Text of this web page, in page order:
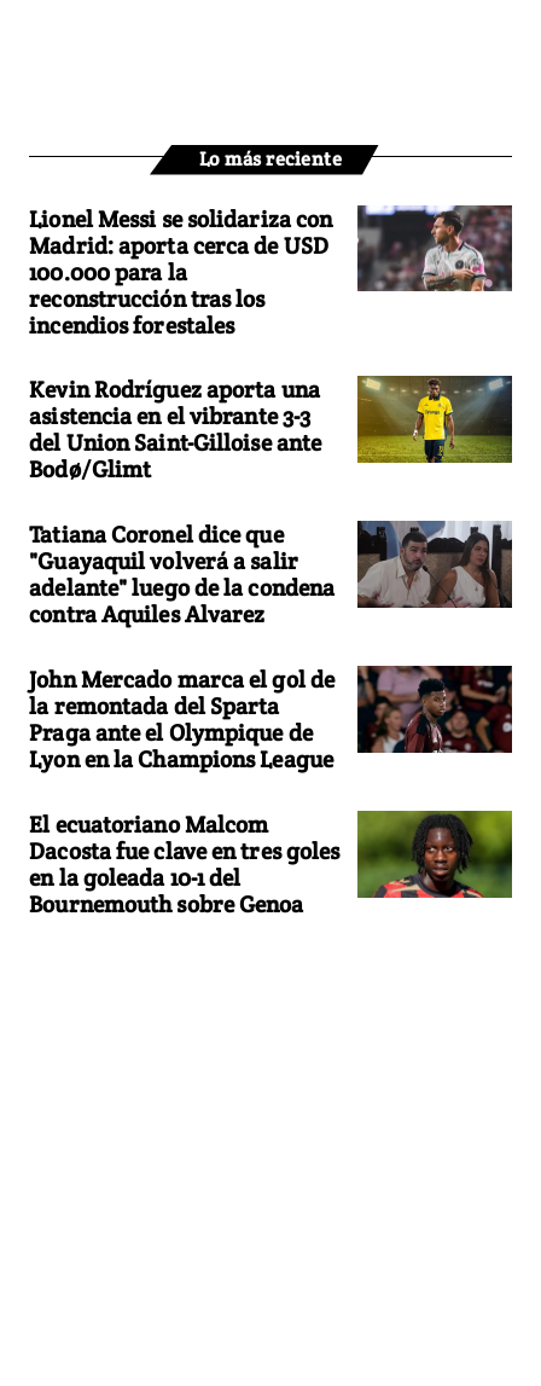
Lo más reciente
Lionel Messi se solidariza con
Madrid: aporta cerca de USD
100.000 para la
reconstrucción tras los
incendios forestales
Kevin Rodríguez aporta una
asistencia en el vibrante 3-3
del Union Saint-Gilloise ante
Bodø/Glimt
Tatiana Coronel dice que
"Guayaquil volverá a salir
adelante" luego de la condena
contra Aquiles Alvarez
John Mercado marca el gol de
la remontada del Sparta
Praga ante el Olympique de
Lyon en la Champions League
El ecuatoriano Malcom
Dacosta fue clave en tres goles
en la goleada 10-1 del
Bournemouth sobre Genoa